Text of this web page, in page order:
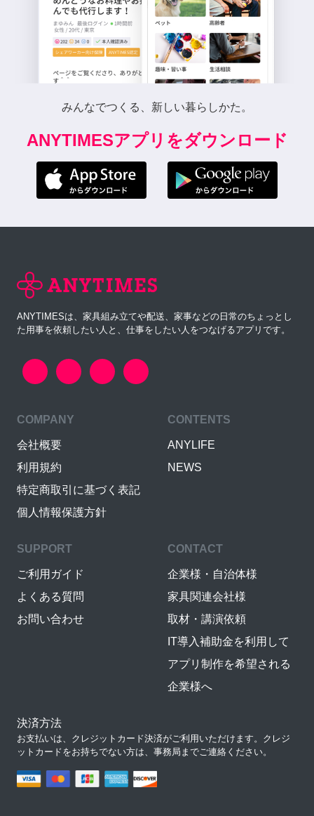
みんなでつくる、新しい暮らしかた。
ANYTIMESアプリをダウンロード
ANYTIMESは、家具組み立てや配送、家事などの日常のちょっとし
た用事を依頼したい人と、仕事をしたい人をつなげるアプリです。
COMPANY
会社概要
利用規約
特定商取引に基づく表記
個人情報保護方針
CONTENTS
ANYLIFE
NEWS
SUPPORT
ご利用ガイド
よくある質問
お問い合わせ
CONTACT
企業様・自治体様
家具関連会社様
取材・講演依頼
IT導入補助金を利用して
アプリ制作を希望される
企業様へ
決済方法
お支払いは、クレジットカード決済がご利用いただけます。クレジ
ットカードをお持ちでない方は、事務局までご連絡ください。